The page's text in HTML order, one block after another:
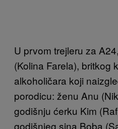
U prvom trejleru za
(Kolina Farela), britkog
alkoholičara koji
porodicu: ženu Anu
godišnju ćerku Kim
godišnjeg sina Boba